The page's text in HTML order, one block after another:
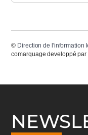
© Direction de l'information
comarquage developpé par